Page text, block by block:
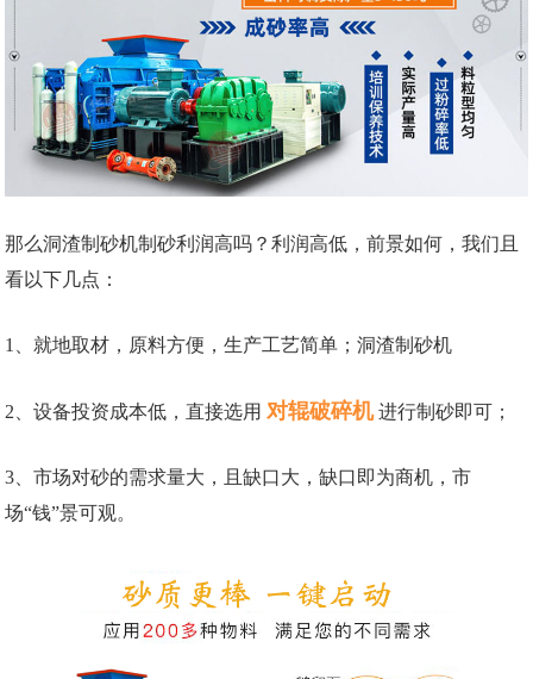
那么洞渣制砂机制砂利润高吗？利润高低，前景如何，我们且
看以下几点：
1、就地取材，原料方便，生产工艺简单；洞渣制砂机
2、设备投资成本低，直接选用 对辊破碎机 进行制砂即可；
3、市场对砂的需求量大，且缺口大，缺口即为商机，市
场“钱”景可观。